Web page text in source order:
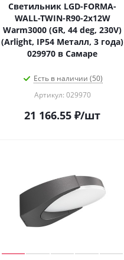
Светильник LGD-FORMA-
WALL-TWIN-R90-2x12W
Warm3000 (GR, 44 deg, 230V)
(Arlight, IP54 Металл, 3 года)
029970 в Самаре
Есть в наличии (50)
Артикул: 029970
21 166.55 ₽/шт